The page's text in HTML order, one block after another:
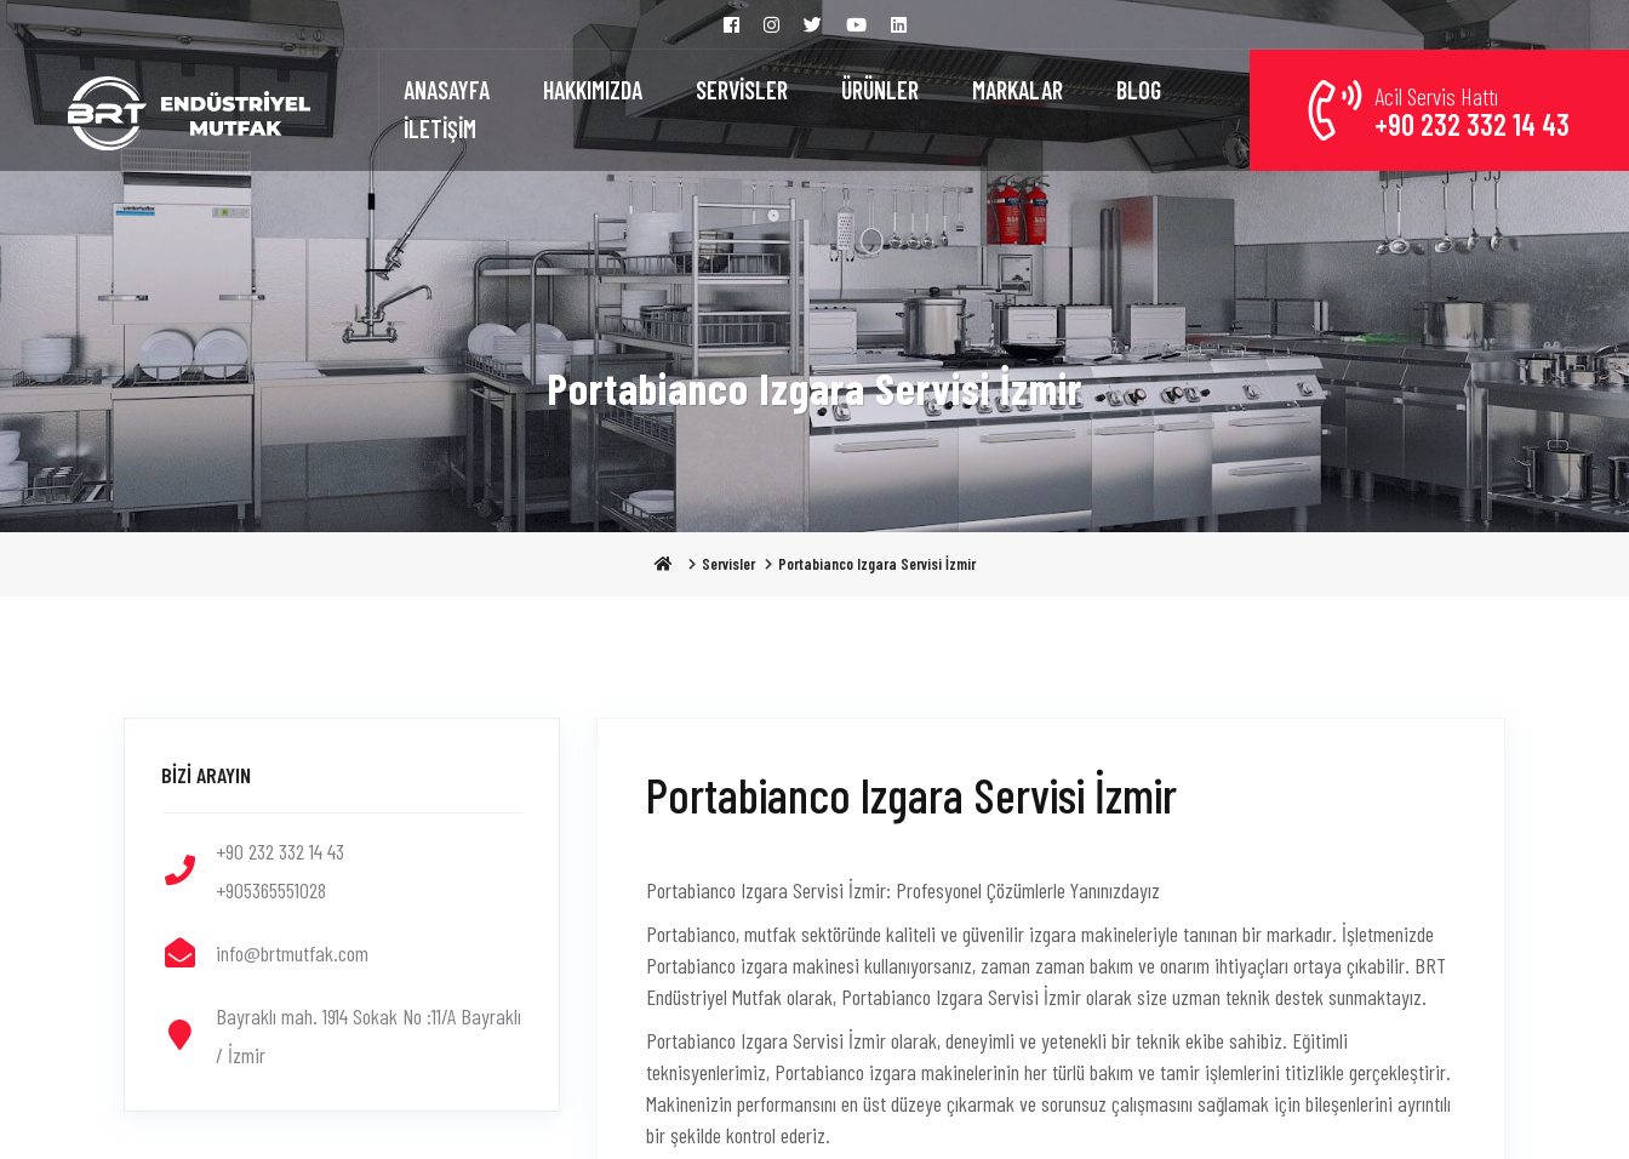
ANASAYFA HAKKIMIZDA SERVİSLER ÜRÜNLER MARKALAR
BLOG
İLETİŞİM
Acil Servis Hattı
+90 232 332 14 43
Portabianco Izgara Servisi İzmir
Servisler Portabianco Izgara Servisi İzmir
BİZİ ARAYIN
+90 232 332 14 43
+905365551028
info@brtmutfak.com
Bayraklı mah. 1914 Sokak No :11/A Bayraklı
/ İzmir
Portabianco Izgara Servisi İzmir
Portabianco Izgara Servisi İzmir: Profesyonel Çözümlerle Yanınızdayız
Portabianco, mutfak sektöründe kaliteli ve güvenilir izgara makineleriyle tanınan bir markadır. İşletmenizde
Portabianco izgara makinesi kullanıyorsanız, zaman zaman bakım ve onarım ihtiyaçları ortaya çıkabilir. BRT
Endüstriyel Mutfak olarak, Portabianco Izgara Servisi İzmir olarak size uzman teknik destek sunmaktayız.
Portabianco Izgara Servisi İzmir olarak, deneyimli ve yetenekli bir teknik ekibe sahibiz. Eğitimli
teknisyenlerimiz, Portabianco izgara makinelerinin her türlü bakım ve tamir işlemlerini titizlikle gerçekleştirir.
Makinenizin performansını en üst düzeye çıkarmak ve sorunsuz çalışmasını sağlamak için bileşenlerini ayrıntılı
bir şekilde kontrol ederiz.